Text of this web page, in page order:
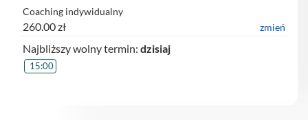
Coaching indywidualny
260.00 zł zmień
Najbliższy wolny termin: dzisiaj
15:00